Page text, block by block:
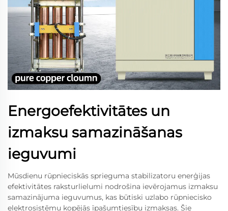
Energoefektivitātes un
izmaksu samazināšanas
ieguvumi
Mūsdienu rūpnieciskās sprieguma stabilizatoru enerģijas
efektivitātes raksturlielumi nodrošina ievērojamus izmaksu
samazinājuma ieguvumus, kas būtiski uzlabo rūpniecisko
elektrosistēmu kopējās īpašumtiesību izmaksas. Šie